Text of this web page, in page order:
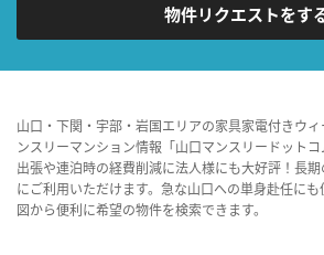
物件リクエストをす
山口・下関・宇部・岩国エリアの家具家電付きウ
ンスリーマンション情報「山口マンスリードット
出張や連泊時の経費削減に法人様にも大好評！長
にご利用いただけます。急な山口への単身赴任に
図から便利に希望の物件を検索できます。